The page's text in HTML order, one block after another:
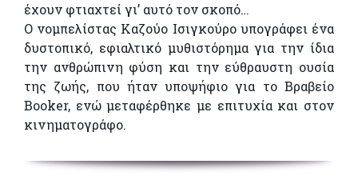
έχουν φτιαχτεί γι’ αυτό τον σκοπό…
Ο νομπελίστας Καζούο Ισιγκούρο υπογράφει ένα
δυστοπικό, εφιαλτικό μυθιστόρημα για την ίδια
την ανθρώπινη φύση και την εύθραυστη ουσία
της ζωής, που ήταν υποψήφιο για το Βραβείο
Booker, ενώ μεταφέρθηκε με επιτυχία και στον
κινηματογράφο.